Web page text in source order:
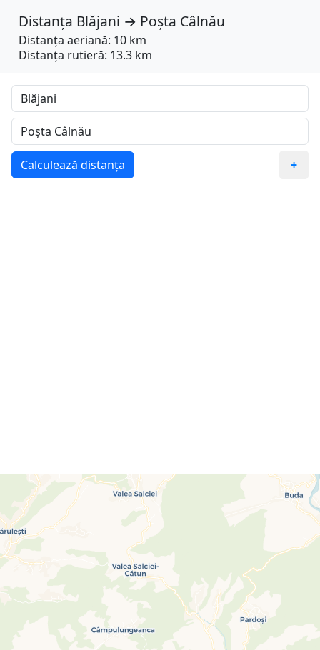
Distanța Blăjani → Poșta Câlnău
Distanța aeriană: 10 km
Distanța rutieră: 13.3 km
Calculează distanța +